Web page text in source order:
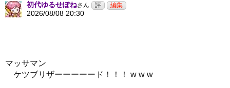
初代ゆるせぽねさん
2026/08/08 20:30
マッサマン
ケツブリザーーーーード！！！ w w w